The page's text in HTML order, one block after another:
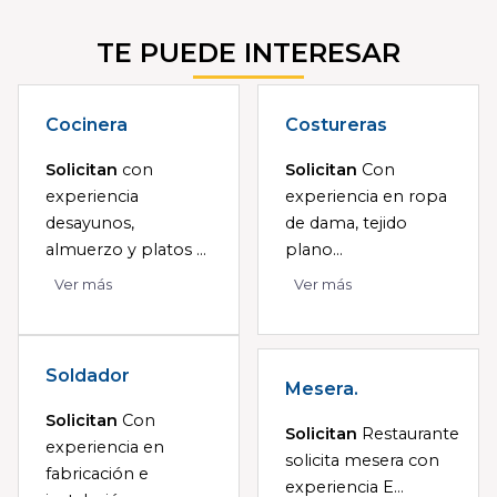
TE PUEDE INTERESAR
Cocinera
Solicitan con
experiencia
desayunos,
almuerzo y platos ...
Ver más
Costureras
Solicitan Con
experiencia en ropa
de dama, tejido
plano...
Ver más
Soldador
Solicitan Con
experiencia en
fabricación e
Mesera.
Solicitan Restaurante
solicita mesera con
experiencia E...